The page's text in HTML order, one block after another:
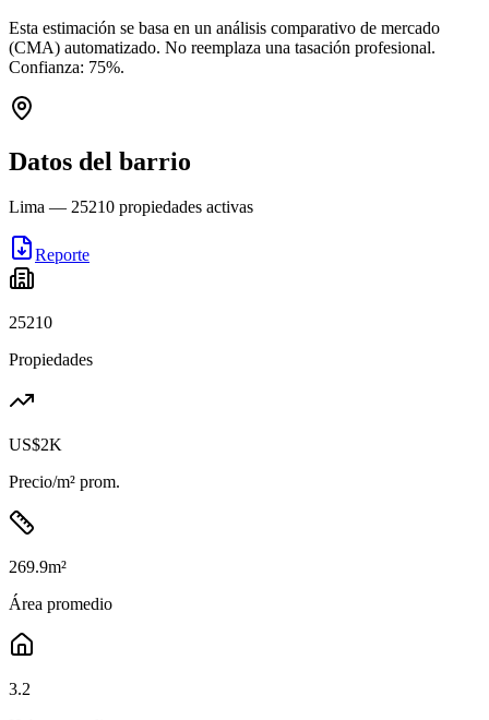
Esta estimación se basa en un análisis comparativo de mercado
(CMA) automatizado. No reemplaza una tasación profesional.
Confianza: 75%.
Datos del barrio
Lima — 25210 propiedades activas
Reporte
25210
Propiedades
US$2K
Precio/m² prom.
269.9m²
Área promedio
3.2